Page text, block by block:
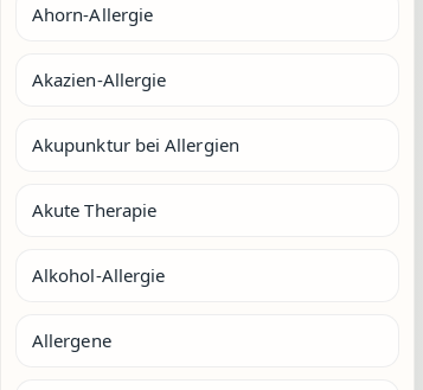
Ahorn-Allergie
Akazien-Allergie
Akupunktur bei Allergien
Akute Therapie
Alkohol-Allergie
Allergene